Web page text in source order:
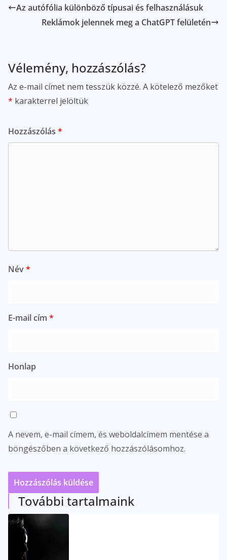
Az autófólia különböző típusai és felhasználásuk
Reklámok jelennek meg a ChatGPT felületén
Vélemény, hozzászólás?
Az e-mail címet nem tesszük közzé. A kötelező mezőket
* karakterrel jelöltük
Hozzászólás *
Név*
E-mail cím *
Honlap
A nevem, e-mail címem, és weboldalcímem mentése a
böngészőben a következő hozzászólásomhoz.
További tartalmaink